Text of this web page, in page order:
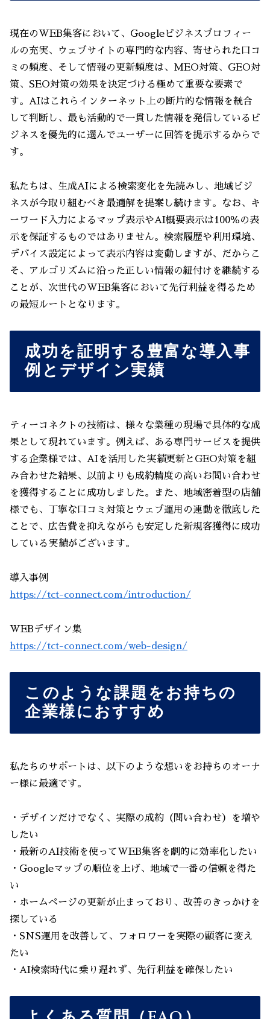
現在のWEB集客において、Googleビジネスプロフィー
ルの充実、ウェブサイトの専門的な内容、寄せられた口コ
ミの頻度、そして情報の更新頻度は、MEO対策、GEO対
策、SEO対策の効果を決定づける極めて重要な要素で
す。AIはこれらインターネット上の断片的な情報を統合
して判断し、最も活動的で一貫した情報を発信しているビ
ジネスを優先的に選んでユーザーに回答を提示するからで
す。
私たちは、生成AIによる検索変化を先読みし、地域ビジ
ネスが今取り組むべき最適解を提案し続けます。なお、キ
ーワード入力によるマップ表示やAI概要表示は100％の表
示を保証するものではありません。検索履歴や利用環境、
デバイス設定によって表示内容は変動しますが、だからこ
そ、アルゴリズムに沿った正しい情報の紐付けを継続する
ことが、次世代のWEB集客において先行利益を得るため
の最短ルートとなります。
成功を証明する豊富な導入事
例とデザイン実績
ティーコネクトの技術は、様々な業種の現場で具体的な成
果として現れています。例えば、ある専門サービスを提供
する企業様では、AIを活用した実績更新とGEO対策を組
み合わせた結果、以前よりも成約精度の高いお問い合わせ
を獲得することに成功しました。また、地域密着型の店舗
様でも、丁寧な口コミ対策とウェブ運用の連動を徹底した
ことで、広告費を抑えながらも安定した新規客獲得に成功
している実績がございます。
導入事例
https://tct-connect.com/introduction/
WEBデザイン集
https://tct-connect.com/web-design/
このような課題をお持ちの
企業様におすすめ
私たちのサポートは、以下のような想いをお持ちのオーナ
ー様に最適です。
・デザインだけでなく、実際の成約（問い合わせ）を増や
したい
・最新のAI技術を使ってWEB集客を劇的に効率化したい
・Googleマップの順位を上げ、地域で一番の信頼を得た
い
・ホームページの更新が止まっており、改善のきっかけを
探している
・SNS運用を改善して、フォロワーを実際の顧客に変え
たい
・AI検索時代に乗り遅れず、先行利益を確保したい